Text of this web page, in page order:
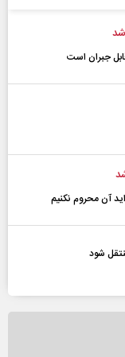
جبران است
آن محروم نکنیم
شود